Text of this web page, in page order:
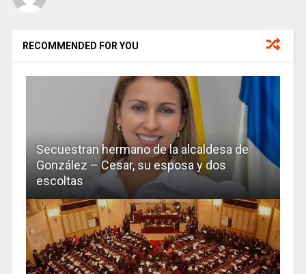
RECOMMENDED FOR YOU
Secuestran hermano de la alcaldesa de
González – Cesar, su esposa y dos
escoltas